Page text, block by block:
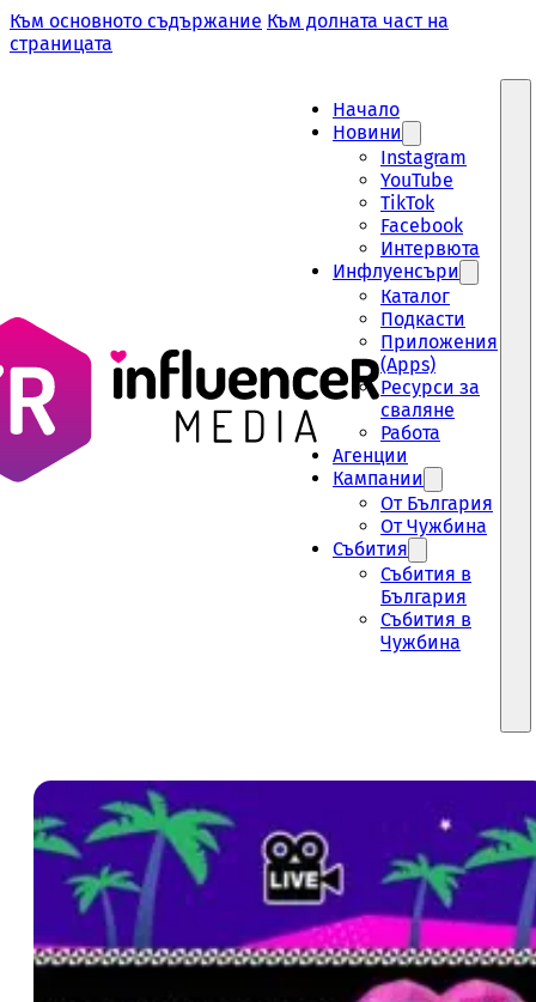
Към основното съдържание Към долната част на
страницата
Начало
Новини
Instagram
YouTube
TikTok
Facebook
Интервюта
Инфлуенсъри
Каталог
Подкасти
Приложения
(Apps)
Ресурси за
сваляне
Работа
Aгенции
Кампании
От България
От Чужбина
Събития
Събития в
България
Събития в
Чужбина